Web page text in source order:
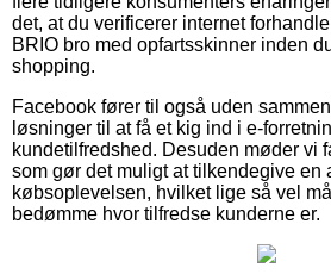
det, at du verificerer internet
BRIO bro med opfartsskinner inden
shopping.
Facebook fører til også uden
løsninger til at få et kig ind i e-
kundetilfredshed. Desuden møder vi
som gør det muligt at tilkendegive en
købsoplevelsen, hvilket lige så vel
bedømme hvor tilfredse kunderne er.